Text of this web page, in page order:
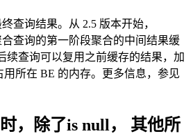
查询结果。从 2.5 版本开始，
合查询的第一阶段聚合的中间结果缓
续查询可以复用之前缓存的结果，加
用所在 BE 的内存。更多信息，参见
，除了is null， 其他所